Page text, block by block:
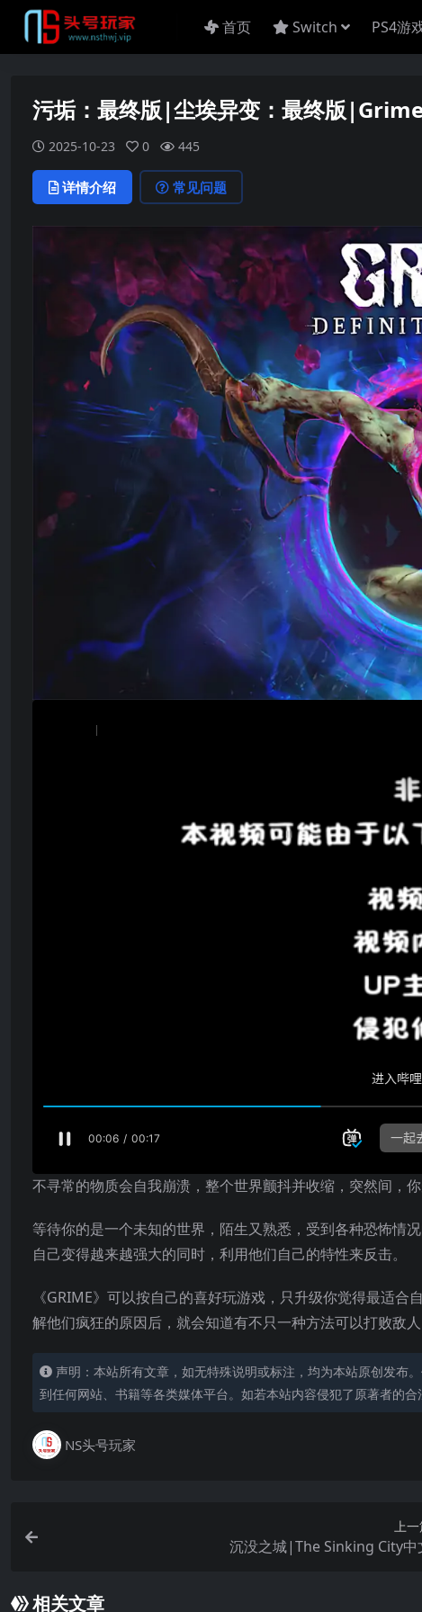
首页 Switch PS4游
污垢：最终版|尘埃异变：最终版
2025-10-23 0 445
详情介绍 常见问题
不寻常的物质会自我崩溃，整个世界颤抖并收缩，突然间，你
等待你的是一个未知的世界，陌生又熟悉，受到各种恐怖情
自己变得越来越强大的同时，利用他们自己的特性来反击。
《GRIME》可以按自己的喜好玩游戏，只升级你觉得最适
解他们疯狂的原因后，就会知道有不只一种方法可以打败敌人
声明：本站所有文章，如无特殊说明或标注，均为本站原创发布
到任何网站、书籍等各类媒体平台。如若本站内容侵犯了原著者的合
NS头号玩家
上一
沉没之城|The Sinking City中
相关文章